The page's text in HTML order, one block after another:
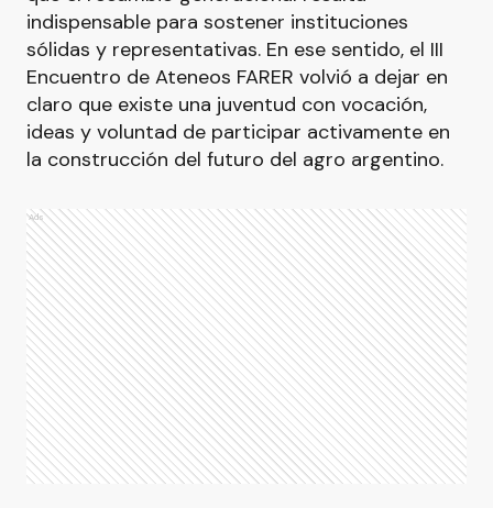
indispensable para sostener instituciones
sólidas y representativas. En ese sentido, el III
Encuentro de Ateneos FARER volvió a dejar en
claro que existe una juventud con vocación,
ideas y voluntad de participar activamente en
la construcción del futuro del agro argentino.
Ads